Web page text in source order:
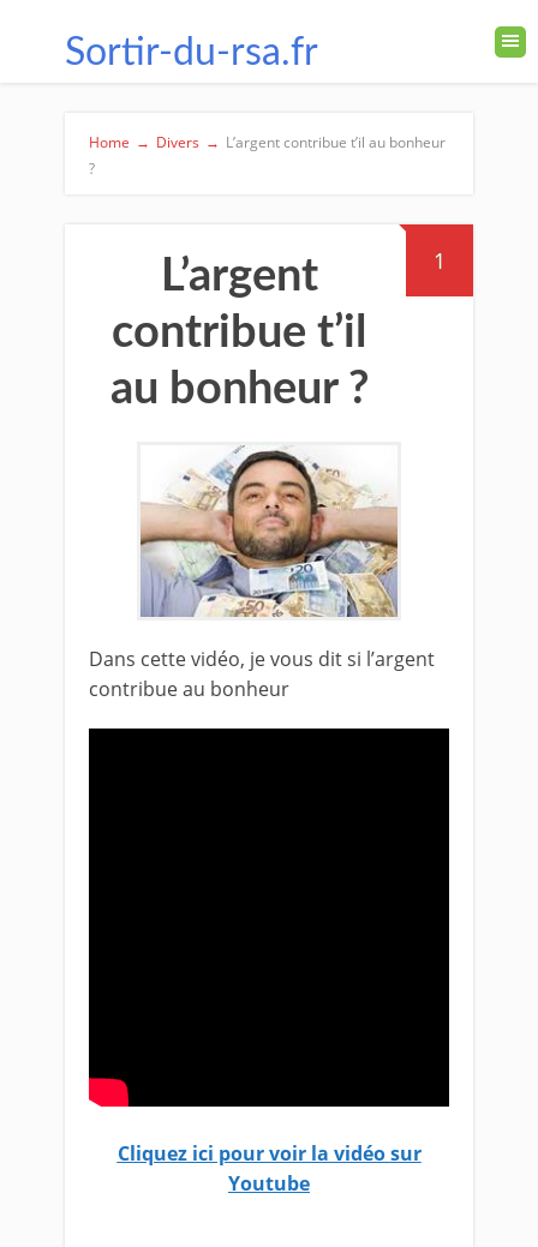
Sortir-du-rsa.fr
Home → Divers → L’argent contribue t’il au bonheur
?
1
L’argent
contribue t’il
au bonheur ?
Dans cette vidéo, je vous dit si l’argent
contribue au bonheur
Cliquez ici pour voir la vidéo sur
Youtube